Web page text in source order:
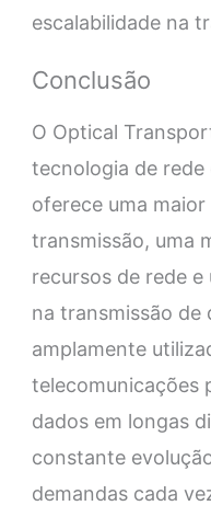
escalabilidade na
Conclusão
O Optical
tecnologia de
oferece uma
transmissão, uma
recursos de rede
na transmissão de
amplamente
telecomunicações
dados em longas
constante
demandas cada